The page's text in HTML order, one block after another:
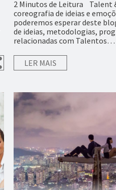
2 Minutos de Leitura Talent
coreografia de ideias e
poderemos esperar deste
de ideias, metodologias,
relacionadas com Talentos…
LER MAIS